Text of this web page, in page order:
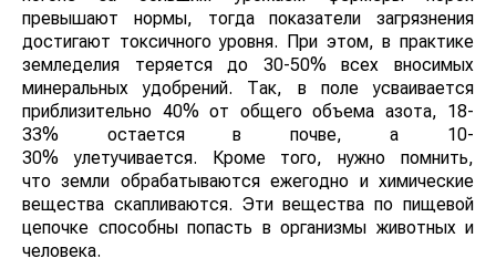
превышают нормы, тогда показатели загрязнения
достигают токсичного уровня. При этом, в практике
земледелия теряется до 30-50% всех вносимых
минеральных удобрений. Так, в поле усваивается
приблизительно 40% от общего объема азота, 18-
33% остается в почве, а 10-
30% улетучивается. Кроме того, нужно помнить,
что земли обрабатываются ежегодно и химические
вещества скапливаются. Эти вещества по пищевой
цепочке способны попасть в организмы животных и
человека.